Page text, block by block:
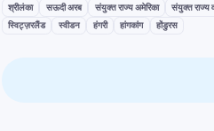
श्रीलंका
सऊदी अरब संयुक्त राज्य अमेरिका संयुक्त राज्य
स्विट्ज़रलैंड
स्वीडन हंगरी हांगकांग होंडुरस